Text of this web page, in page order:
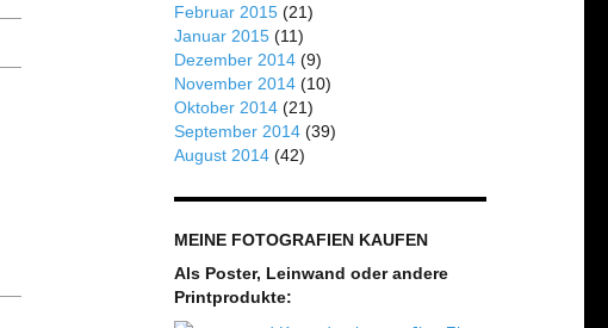
Februar 2015(21)
Januar 2015(11)
Dezember 2014(9)
November 2014(10)
Oktober 2014(21)
September 2014(39)
August 2014(42)
MEINE FOTOGRAFIEN KAUFEN
Als Poster, Leinwand oder andere
Printprodukte: